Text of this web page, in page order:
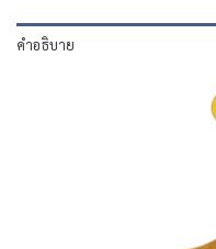
คำอธิบาย